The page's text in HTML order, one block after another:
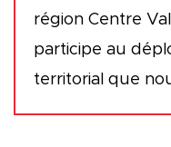
région Centre
participe au
territorial que